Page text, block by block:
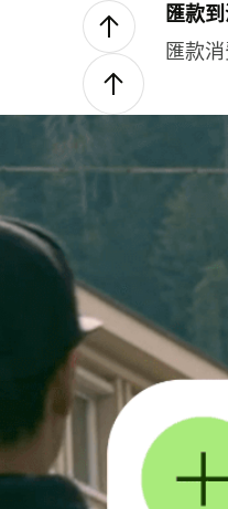
匯款
匯款